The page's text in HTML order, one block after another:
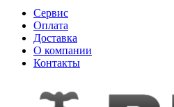
Сервис
Оплата
Доставка
О компании
Контакты